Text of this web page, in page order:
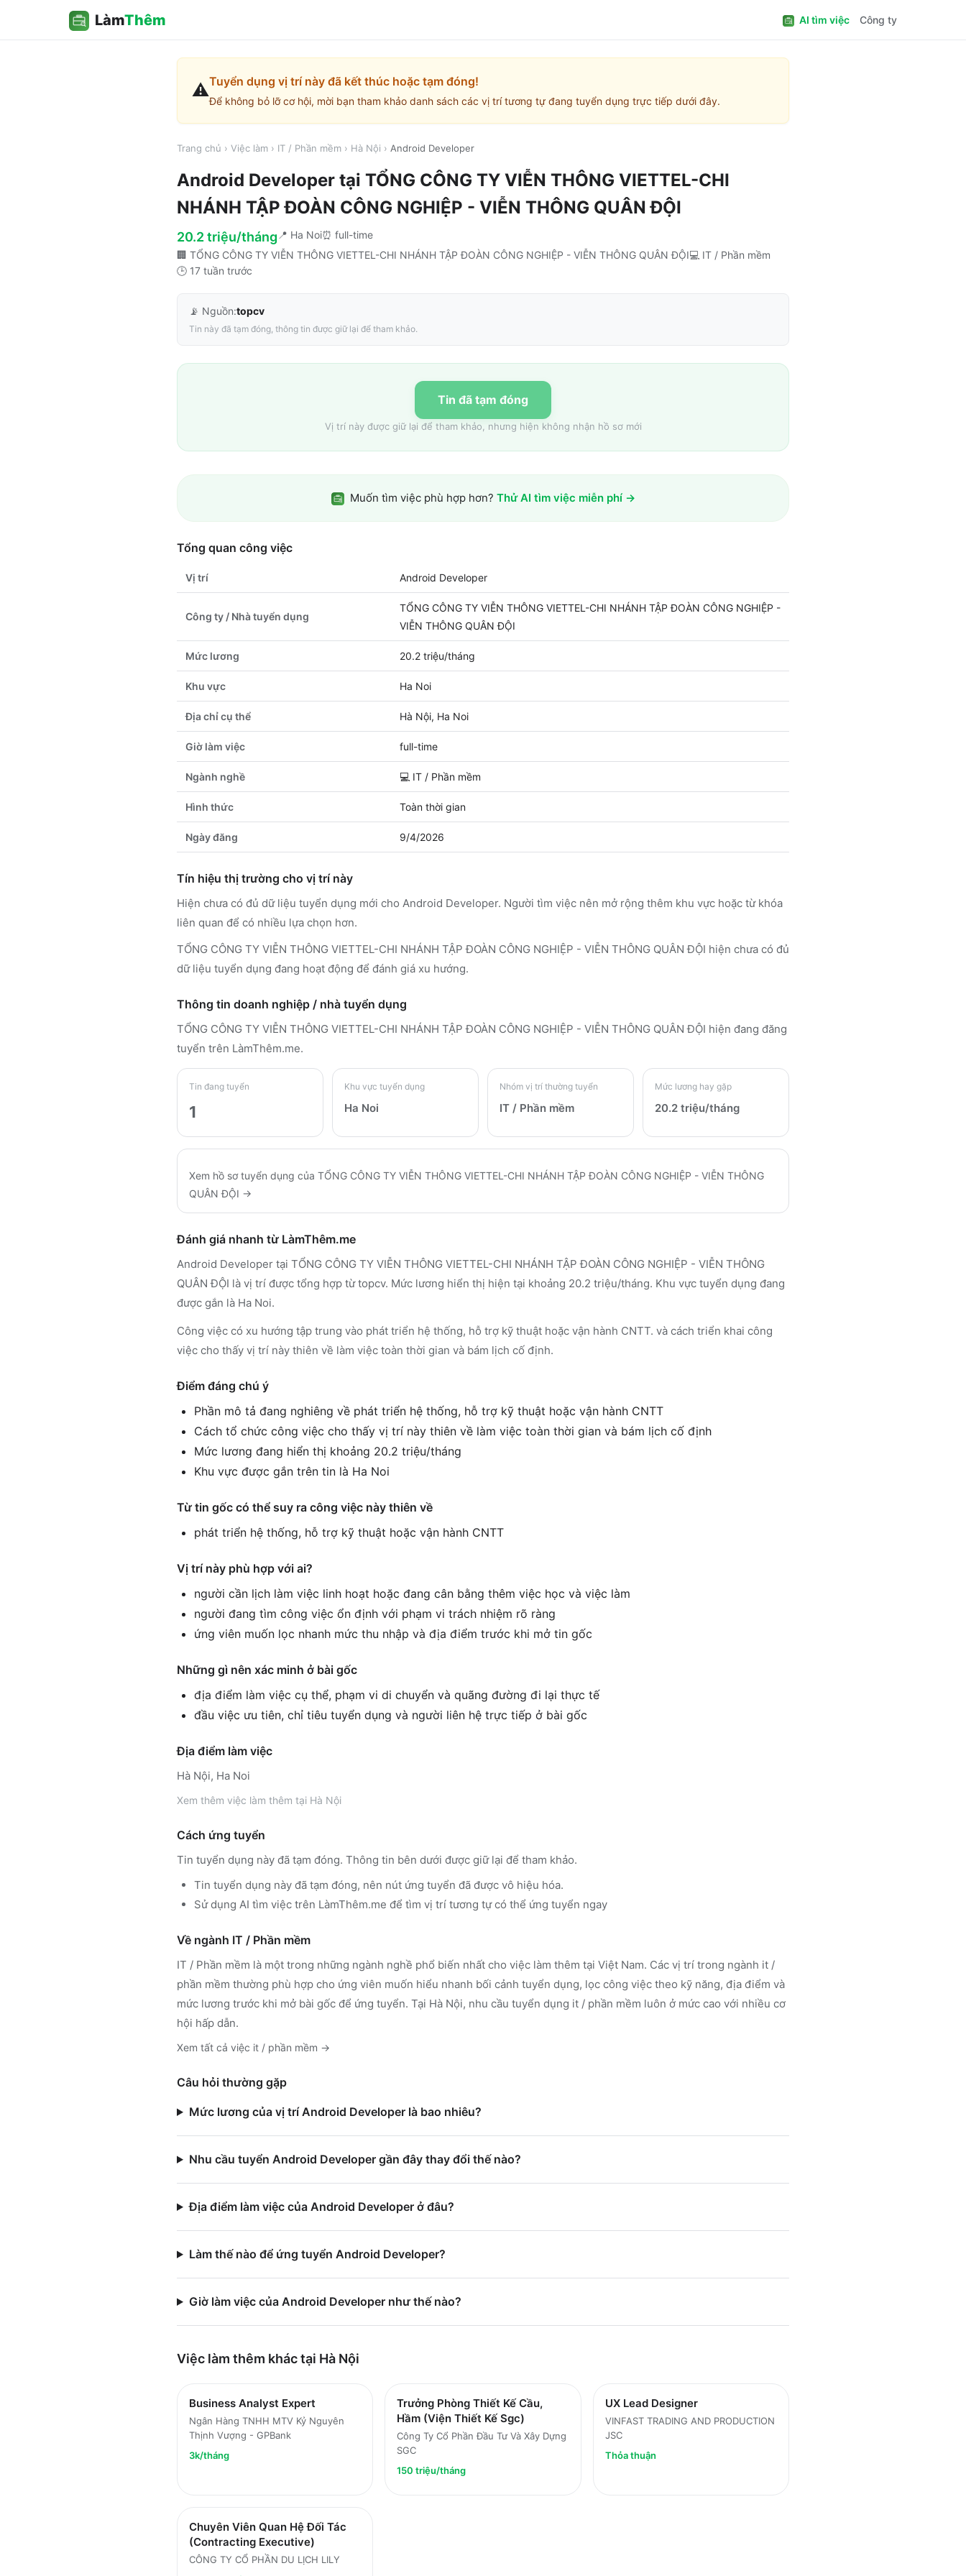
LàmThêm AI tìm việc Công ty
⚠️Tuyển dụng vị trí này đã kết thúc hoặc tạm đóng!
Để không bỏ lỡ cơ hội, mời bạn tham khảo danh sách các vị trí tương tự đang tuyển dụng trực tiếp dưới đây.
Trang chủ › Việc làm › IT / Phần mềm › Hà Nội › Android Developer
Android Developer tại TỔNG CÔNG TY VIỄN THÔNG VIETTEL-CHI
NHÁNH TẬP ĐOÀN CÔNG NGHIỆP - VIỄN THÔNG QUÂN ĐỘI
20.2 triệu/tháng 📍 Ha Noi⏰ full-time
🏢 TỔNG CÔNG TY VIỄN THÔNG VIETTEL-CHI NHÁNH TẬP ĐOÀN CÔNG NGHIỆP - VIỄN THÔNG QUÂN ĐỘI💻 IT / Phần mềm
🕒 17 tuần trước
📡 Nguồn:topcv
Tin này đã tạm đóng, thông tin được giữ lại để tham khảo.
Tin đã tạm đóng
Vị trí này được giữ lại để tham khảo, nhưng hiện không nhận hồ sơ mới
Muốn tìm việc phù hợp hơn? Thử AI tìm việc miễn phí →
Tổng quan công việc
Vị trí Android Developer
Công ty / Nhà tuyển dụng
TỔNG CÔNG TY VIỄN THÔNG VIETTEL-CHI NHÁNH TẬP ĐOÀN CÔNG NGHIỆP -
VIỄN THÔNG QUÂN ĐỘI
Mức lương 20.2 triệu/tháng
Khu vực Ha Noi
Địa chỉ cụ thể Hà Nội, Ha Noi
Giờ làm việc full-time
Ngành nghề 💻 IT / Phần mềm
Hình thức Toàn thời gian
Ngày đăng 9/4/2026
Tín hiệu thị trường cho vị trí này
Hiện chưa có đủ dữ liệu tuyển dụng mới cho Android Developer. Người tìm việc nên mở rộng thêm khu vực hoặc từ khóa
liên quan để có nhiều lựa chọn hơn.
TỔNG CÔNG TY VIỄN THÔNG VIETTEL-CHI NHÁNH TẬP ĐOÀN CÔNG NGHIỆP - VIỄN THÔNG QUÂN ĐỘI hiện chưa có đủ
dữ liệu tuyển dụng đang hoạt động để đánh giá xu hướng.
Thông tin doanh nghiệp / nhà tuyển dụng
TỔNG CÔNG TY VIỄN THÔNG VIETTEL-CHI NHÁNH TẬP ĐOÀN CÔNG NGHIỆP - VIỄN THÔNG QUÂN ĐỘI hiện đang đăng
tuyển trên LàmThêm.me.
Tin đang tuyển
1
Khu vực tuyển dụng
Ha Noi
Nhóm vị trí thường tuyển
IT / Phần mềm
Mức lương hay gặp
20.2 triệu/tháng
Xem hồ sơ tuyển dụng của TỔNG CÔNG TY VIỄN THÔNG VIETTEL-CHI NHÁNH TẬP ĐOÀN CÔNG NGHIỆP - VIỄN THÔNG
QUÂN ĐỘI →
Đánh giá nhanh từ LàmThêm.me
Android Developer tại TỔNG CÔNG TY VIỄN THÔNG VIETTEL-CHI NHÁNH TẬP ĐOÀN CÔNG NGHIỆP - VIỄN THÔNG
QUÂN ĐỘI là vị trí được tổng hợp từ topcv. Mức lương hiển thị hiện tại khoảng 20.2 triệu/tháng. Khu vực tuyển dụng đang
được gắn là Ha Noi.
Công việc có xu hướng tập trung vào phát triển hệ thống, hỗ trợ kỹ thuật hoặc vận hành CNTT. và cách triển khai công
việc cho thấy vị trí này thiên về làm việc toàn thời gian và bám lịch cố định.
Điểm đáng chú ý
Phần mô tả đang nghiêng về phát triển hệ thống, hỗ trợ kỹ thuật hoặc vận hành CNTT
Cách tổ chức công việc cho thấy vị trí này thiên về làm việc toàn thời gian và bám lịch cố định
Mức lương đang hiển thị khoảng 20.2 triệu/tháng
Khu vực được gắn trên tin là Ha Noi
Từ tin gốc có thể suy ra công việc này thiên về
phát triển hệ thống, hỗ trợ kỹ thuật hoặc vận hành CNTT
Vị trí này phù hợp với ai?
người cần lịch làm việc linh hoạt hoặc đang cân bằng thêm việc học và việc làm
người đang tìm công việc ổn định với phạm vi trách nhiệm rõ ràng
ứng viên muốn lọc nhanh mức thu nhập và địa điểm trước khi mở tin gốc
Những gì nên xác minh ở bài gốc
địa điểm làm việc cụ thể, phạm vi di chuyển và quãng đường đi lại thực tế
đầu việc ưu tiên, chỉ tiêu tuyển dụng và người liên hệ trực tiếp ở bài gốc
Địa điểm làm việc
Hà Nội, Ha Noi
Xem thêm việc làm thêm tại Hà Nội
Cách ứng tuyển
Tin tuyển dụng này đã tạm đóng. Thông tin bên dưới được giữ lại để tham khảo.
Tin tuyển dụng này đã tạm đóng, nên nút ứng tuyển đã được vô hiệu hóa.
Sử dụng AI tìm việc trên LàmThêm.me để tìm vị trí tương tự có thể ứng tuyển ngay
Về ngành IT / Phần mềm
IT / Phần mềm là một trong những ngành nghề phổ biến nhất cho việc làm thêm tại Việt Nam. Các vị trí trong ngành it /
phần mềm thường phù hợp cho ứng viên muốn hiểu nhanh bối cảnh tuyển dụng, lọc công việc theo kỹ năng, địa điểm và
mức lương trước khi mở bài gốc để ứng tuyển. Tại Hà Nội, nhu cầu tuyển dụng it / phần mềm luôn ở mức cao với nhiều cơ
hội hấp dẫn.
Xem tất cả việc it / phần mềm →
Câu hỏi thường gặp
Mức lương của vị trí Android Developer là bao nhiêu?
Nhu cầu tuyển Android Developer gần đây thay đổi thế nào?
Địa điểm làm việc của Android Developer ở đâu?
Làm thế nào để ứng tuyển Android Developer?
Giờ làm việc của Android Developer như thế nào?
Việc làm thêm khác tại Hà Nội
Business Analyst Expert
Ngân Hàng TNHH MTV Kỷ Nguyên
Thịnh Vượng - GPBank
3k/tháng
Trưởng Phòng Thiết Kế Cầu,
Hầm (Viện Thiết Kế Sgc)
Công Ty Cổ Phần Đầu Tư Và Xây Dựng
SGC
150 triệu/tháng
UX Lead Designer
VINFAST TRADING AND PRODUCTION
JSC
Thỏa thuận
Chuyên Viên Quan Hệ Đối Tác
(Contracting Executive)
CÔNG TY CỔ PHẦN DU LỊCH LILY